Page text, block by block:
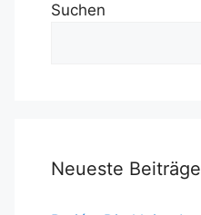
Suchen
Neueste Beiträge